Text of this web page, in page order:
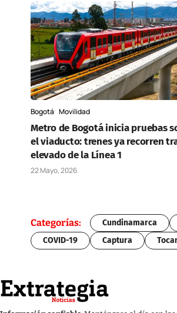
Bogotá Movilidad
Metro de Bogotá inicia pruebas
el viaducto: trenes ya recorren
elevado de la Línea 1
22 Mayo, 2026
Categorías: Cundinamarca
COVID-19
Captura